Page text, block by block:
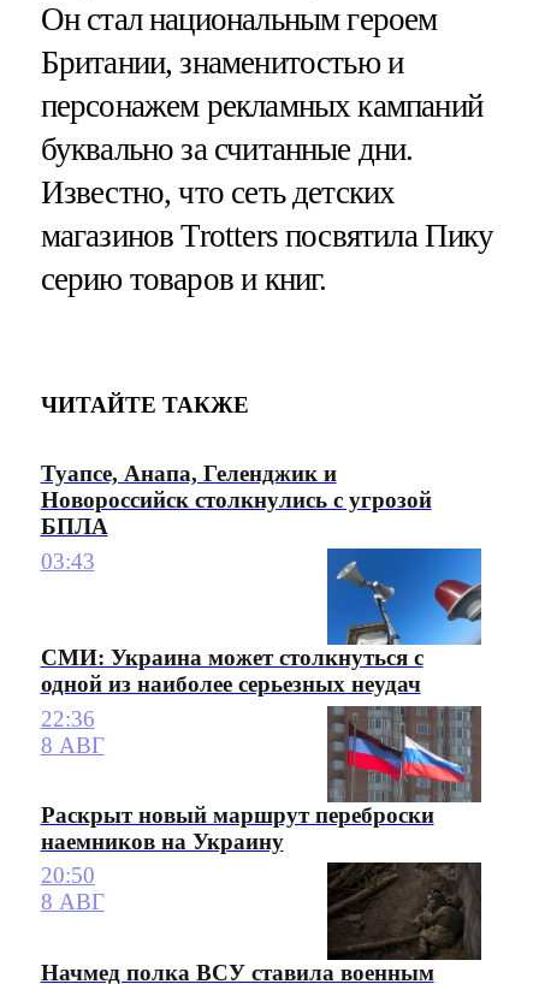
Он стал национальным героем
Британии, знаменитостью и
персонажем рекламных кампаний
буквально за считанные дни.
Известно, что сеть детских
магазинов Trotters посвятила Пику
серию товаров и книг.
ЧИТАЙТЕ ТАКЖЕ
Туапсе, Анапа, Геленджик и
Новороссийск столкнулись с угрозой
БПЛА
03:43
СМИ: Украина может столкнуться с
одной из наиболее серьезных неудач
22:36
8 АВГ
Раскрыт новый маршрут переброски
наемников на Украину
20:50
8 АВГ
Начмед полка ВСУ ставила военным